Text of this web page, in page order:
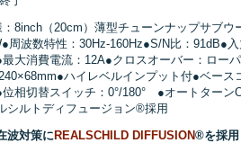
：8inch（20cm）薄型チューンナップサブ
周波数特性：30Hz-160Hz●S/N比：91dB●
大消費電流：12A●クロスオーバー：ロー
ハイレベルインプット付●ベー
位相切替スイッチ：0°/180° ●オートター
シルトディフュージョン®採用
波対策にREALSCHILD DIFFUSION®を採用